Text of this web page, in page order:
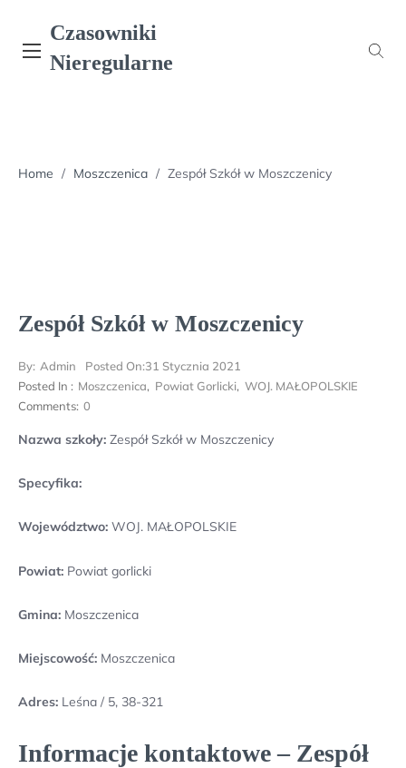
content
Czasowniki
Nieregularne
Home / Moszczenica / Zespół Szkół w Moszczenicy
Zespół Szkół w Moszczenicy
By: Admin Posted On:31 Stycznia 2021
Posted In : Moszczenica, Powiat Gorlicki, WOJ. MAŁOPOLSKIE
Comments: 0
Nazwa szkoły: Zespół Szkół w Moszczenicy
Specyfika:
Województwo: WOJ. MAŁOPOLSKIE
Powiat: Powiat gorlicki
Gmina: Moszczenica
Miejscowość: Moszczenica
Adres: Leśna / 5, 38-321
Informacje kontaktowe – Zespół